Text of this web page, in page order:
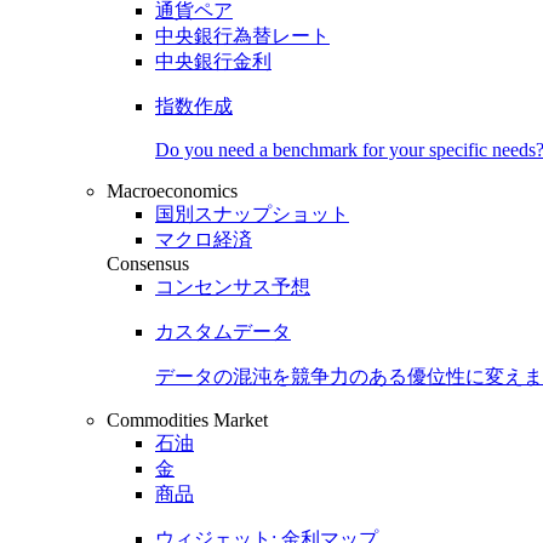
通貨ペア
中央銀行為替レート
中央銀行金利
指数作成
Do you need a benchmark for your specific needs?
Macroeconomics
国別スナップショット
マクロ経済
Consensus
コンセンサス予想
カスタムデータ
データの混沌を競争力のある優位性に変え
Commodities Market
石油
金
商品
ウィジェット: 金利マップ